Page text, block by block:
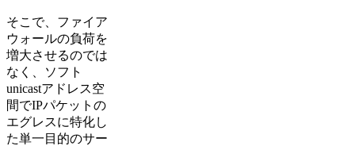
そこで、ファイア
ウォールの負荷を
増大させるのでは
なく、ソフト
unicastアドレス空
間でIPパケットの
エグレスに特化し
た単一目的のサー